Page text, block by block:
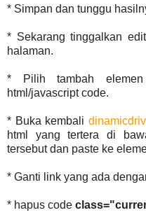
* Simpan dan tunggu
* Sekarang tinggalkan
halaman.
* Pilih tambah elemen
html/javascript code.
* Buka kembali
html yang tertera di
tersebut dan paste ke
* Ganti link yang ada
* hapus code